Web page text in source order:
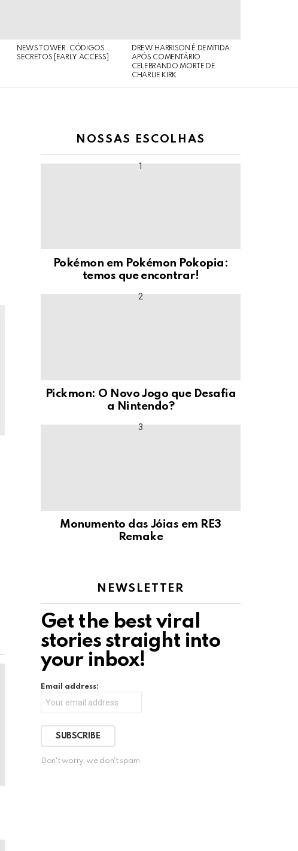
NEWS TOWER: CÓDIGOS
SECRETOS [EARLY ACCESS]
DREW HARRISON É DEMITIDA
APÓS COMENTÁRIO
CELEBRANDO MORTE DE
CHARLIE KIRK
NOSSAS ESCOLHAS
Pokémon em Pokémon Pokopia:
temos que encontrar!
Pickmon: O Novo Jogo que Desafia
a Nintendo?
Monumento das Jóias em RE3
Remake
NEWSLETTER
Get the best viral
stories straight into
your inbox!
Email address:
Don't worry, we don't spam